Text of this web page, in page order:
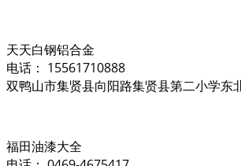
天天白钢铝合金
电话： 15561710888
双鸭山市集贤县向阳路集贤县第二小学东
福田油漆大全